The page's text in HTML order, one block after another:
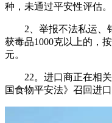
种，未通过平安性评估。
2、举报不法私运、
获毒品1000克以上的，
元。
22。进口商正在相关
国食物平安法》召回进